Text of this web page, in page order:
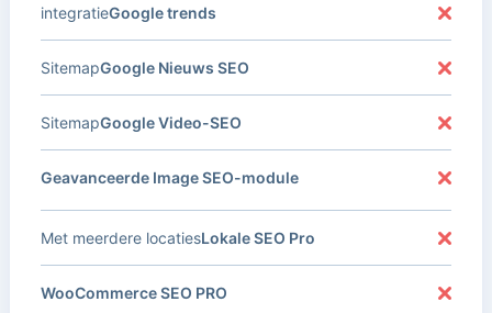
Google trends
integratie
Google Nieuws SEO
Sitemap
Google Video-SEO
Sitemap
Geavanceerde Image SEO-module
Lokale SEO Pro
Met meerdere locaties
WooCommerce SEO PRO